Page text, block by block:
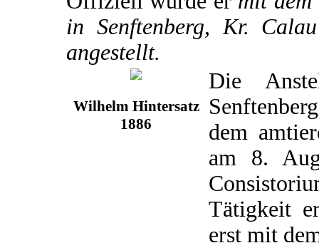
in Senftenberg, Kr.
angestellt.
Wilhelm Hintersatz
1886
Die
dem
am 8.
Tätigkeit
erst mit